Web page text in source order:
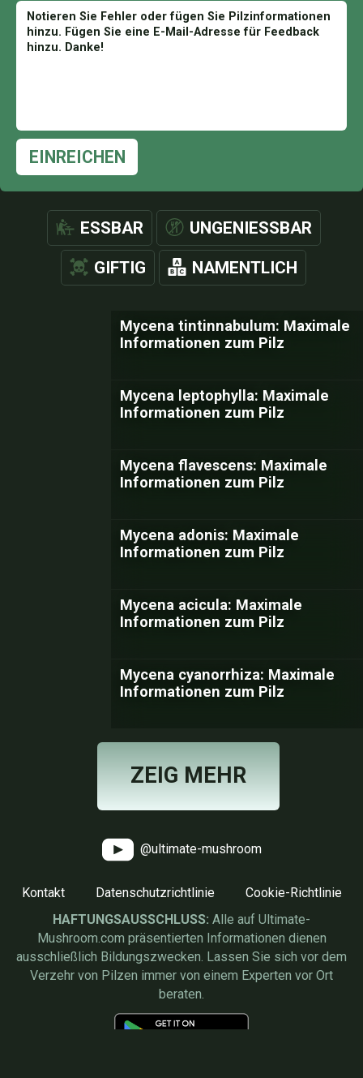
EINREICHEN
ESSBAR UNGENIESSBAR
GIFTIG NAMENTLICH
Mycena tintinnabulum: Maximale
Informationen zum Pilz
Mycena leptophylla: Maximale
Informationen zum Pilz
Mycena flavescens: Maximale
Informationen zum Pilz
Mycena adonis: Maximale
Informationen zum Pilz
Mycena acicula: Maximale
Informationen zum Pilz
Mycena cyanorrhiza: Maximale
Informationen zum Pilz
ZEIG MEHR
@ultimate-mushroom
Kontakt Datenschutzrichtlinie
Cookie-Richtlinie
HAFTUNGSAUSSCHLUSS: Alle auf Ultimate-
Mushroom.com präsentierten Informationen dienen
ausschließlich Bildungszwecken. Lassen Sie sich vor dem
Verzehr von Pilzen immer von einem Experten vor Ort
beraten.